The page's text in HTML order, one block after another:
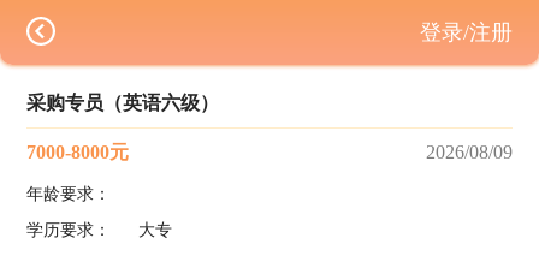
采购专员（英语六级）
7000-8000元 2026/08/09
年龄要求：
学历要求：
大专
登录/注册